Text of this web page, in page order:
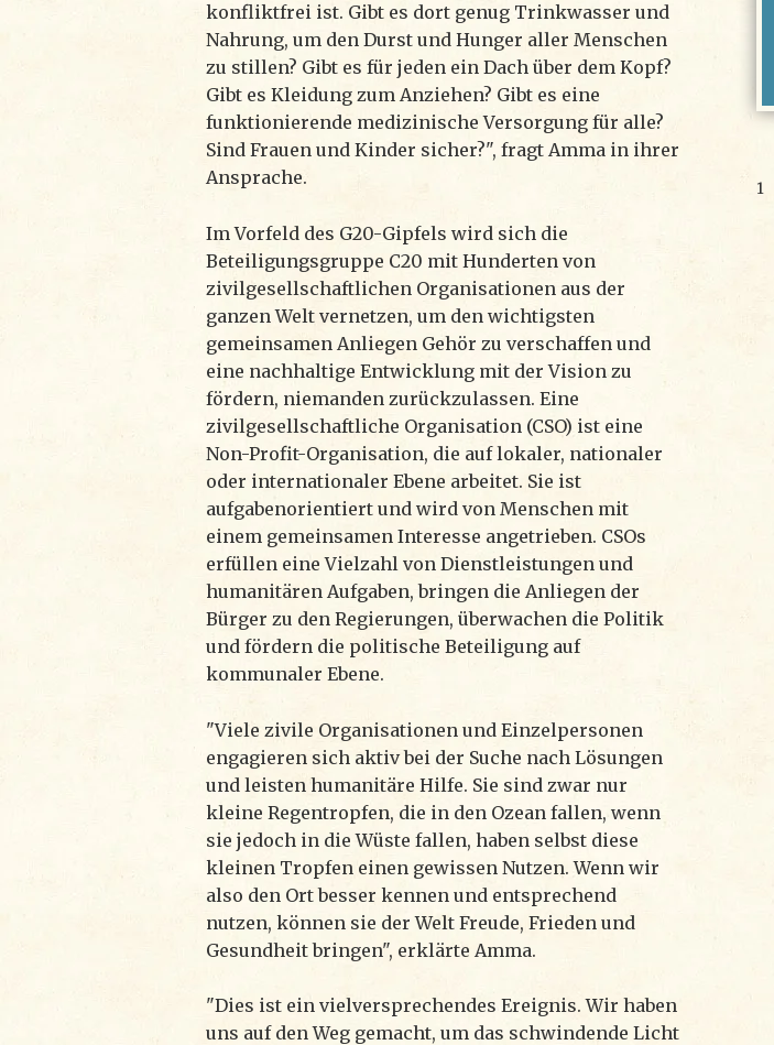
konfliktfrei ist. Gibt es dort genug Trinkwasser und
Nahrung, um den Durst und Hunger aller Menschen
zu stillen? Gibt es für jeden ein Dach über dem Kopf?
Gibt es Kleidung zum Anziehen? Gibt es eine
funktionierende medizinische Versorgung für alle?
Sind Frauen und Kinder sicher?", fragt Amma in ihrer
Ansprache.
Im Vorfeld des G20-Gipfels wird sich die
Beteiligungsgruppe C20 mit Hunderten von
zivilgesellschaftlichen Organisationen aus der
ganzen Welt vernetzen, um den wichtigsten
gemeinsamen Anliegen Gehör zu verschaffen und
eine nachhaltige Entwicklung mit der Vision zu
fördern, niemanden zurückzulassen. Eine
zivilgesellschaftliche Organisation (CSO) ist eine
Non-Profit-Organisation, die auf lokaler, nationaler
oder internationaler Ebene arbeitet. Sie ist
aufgabenorientiert und wird von Menschen mit
einem gemeinsamen Interesse angetrieben. CSOs
erfüllen eine Vielzahl von Dienstleistungen und
humanitären Aufgaben, bringen die Anliegen der
Bürger zu den Regierungen, überwachen die Politik
und fördern die politische Beteiligung auf
kommunaler Ebene.
"Viele zivile Organisationen und Einzelpersonen
engagieren sich aktiv bei der Suche nach Lösungen
und leisten humanitäre Hilfe. Sie sind zwar nur
kleine Regentropfen, die in den Ozean fallen, wenn
sie jedoch in die Wüste fallen, haben selbst diese
kleinen Tropfen einen gewissen Nutzen. Wenn wir
also den Ort besser kennen und entsprechend
nutzen, können sie der Welt Freude, Frieden und
Gesundheit bringen", erklärte Amma.
"Dies ist ein vielversprechendes Ereignis. Wir haben
uns auf den Weg gemacht, um das schwindende Licht
1